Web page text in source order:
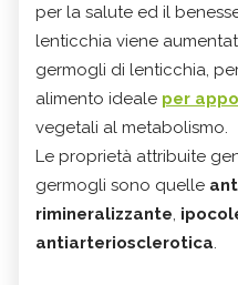
per la salute ed il
lenticchia viene
germogli di lenticchia,
alimento ideale per
vegetali al metabolismo.
Le proprietà attribuite
germogli sono quelle
rimineralizzante,
antiarteriosclerotica.